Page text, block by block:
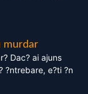
murdar
Dac? ai ajuns
?ntrebare, e?ti ?n